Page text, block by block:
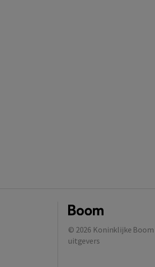
© 2026 Koninklijke Boom
uitgevers